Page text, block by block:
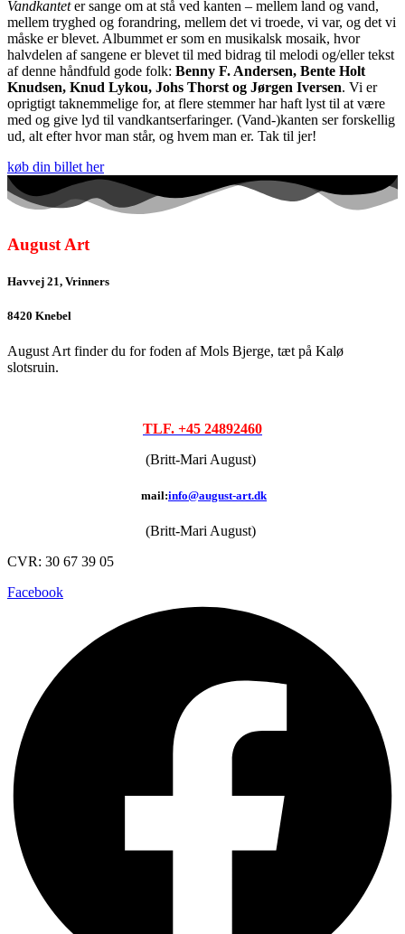
Vandkanteter sange om at stå ved kanten – mellem land og vand,
mellem tryghed og forandring, mellem det vi troede, vi var, og det vi
måske er blevet. Albummet er som en musikalsk mosaik, hvor
halvdelen af sangene er blevet til med bidrag til melodi og/eller tekst
af denne håndfuld gode folk: Benny F. Andersen, Bente Holt
Knudsen, Knud Lykou, Johs Thorst og Jørgen Iversen. Vi er
oprigtigt taknemmelige for, at flere stemmer har haft lyst til at være
med og give lyd til vandkantserfaringer. (Vand-)kanten ser forskellig
ud, alt efter hvor man står, og hvem man er. Tak til jer!
køb din billet her
August Art
Havvej 21, Vrinners
8420 Knebel
August Art finder du for foden af Mols Bjerge, tæt på Kalø
slotsruin.
TLF. +45 24892460
(Britt-Mari August)
mail:info@august-art.dk
(Britt-Mari August)
CVR: 30 67 39 05
Facebook